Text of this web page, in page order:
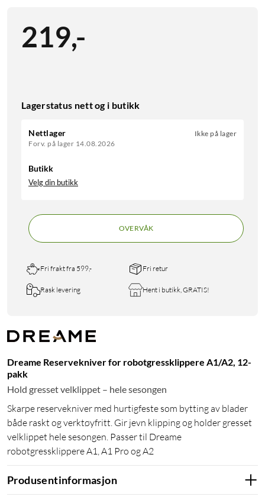
219,-
Lagerstatus nett og i butikk
Nettlager
Forv. på lager 14.08.2026
Ikke på lager
Butikk
Velg din butikk
OVERVÅK
Fri frakt fra 599,- Fri retur
Rask levering Hent i butikk, GRATIS!
Dreame Reservekniver for robotgressklippere A1/A2, 12-
pakk
Hold gresset velklippet – hele sesongen
Skarpe reservekniver med hurtigfeste som bytting av blader
både raskt og verktøyfritt. Gir jevn klipping og holder gresset
velklippet hele sesongen. Passer til Dreame
robotgressklippere A1, A1 Pro og A2
Produsentinformasjon